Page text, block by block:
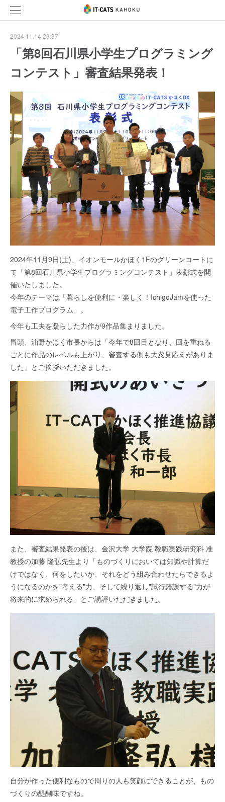
2024.11.14 23:37
「第8回石川県小学生プログラミング
コンテスト」審査結果発表！
2024年11月9日(土)、イオンモールかほく1Fのグリーンコートに
て「第8回石川県小学生プログラミングコンテスト」表彰式を開
催いたしました。
今年のテーマは「暮らしを便利に・楽しく！IchigoJamを使った
電子工作プログラム」。
今年も工夫を凝らした力作が9作品集まりました。
冒頭、油野かほく市長からは「今年で8回目となり、回を重ねる
ごとに作品のレベルも上がり、審査する側も大変見応えがありま
した」とご挨拶いただきました。
また、審査結果発表の後は、金沢大学 大学院 教職実践研究科 准
教授の加藤 隆弘先生より「ものづくりにおいては知識や計算だ
けではなく、何をしたいか、それをどう組み合わせたらできるよ
うになるのかを"考える"力、そして繰り返し"試行錯誤する"力が
将来的に求められる」とご講評いただきました。
自分が作った便利なもので周りの人も笑顔にできることが、もの
づくりの醍醐味ですね。